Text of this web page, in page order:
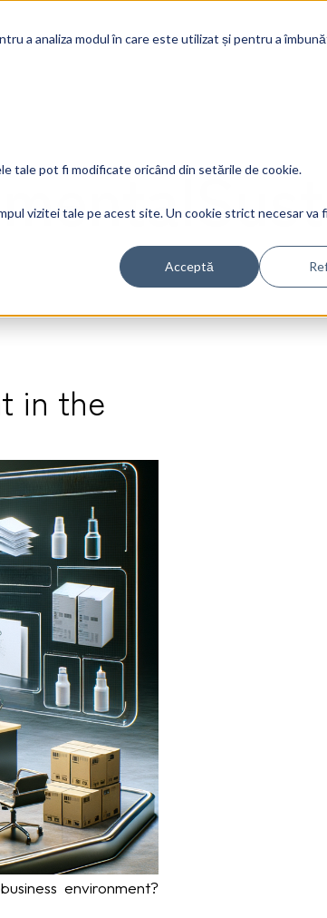
a analiza modul în care este utilizat și pentru a
tale pot fi modificate oricând din setările de cookie.
vizitei tale pe acest site. Un cookie strict necesar va
Acceptă
in the
environment?